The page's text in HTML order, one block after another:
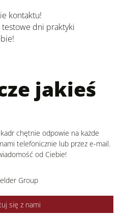
kontaktu!
testowe dni praktyki
jakieś
chętnie odpowie na każde
telefonicznie lub przez e-mail.
od Ciebie!
Group
się z nami